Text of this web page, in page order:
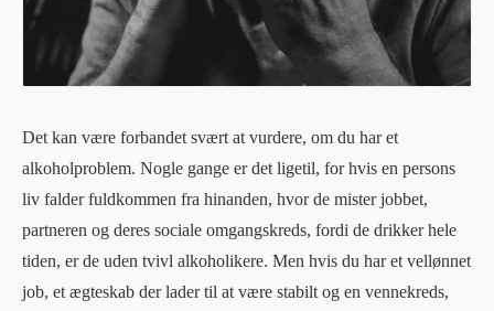
Det kan være forbandet svært at vurdere, om du har et
alkoholproblem. Nogle gange er det ligetil, for hvis en persons
liv falder fuldkommen fra hinanden, hvor de mister jobbet,
partneren og deres sociale omgangskreds, fordi de drikker hele
tiden, er de uden tvivl alkoholikere. Men hvis du har et vellønnet
job, et ægteskab der lader til at være stabilt og en vennekreds,